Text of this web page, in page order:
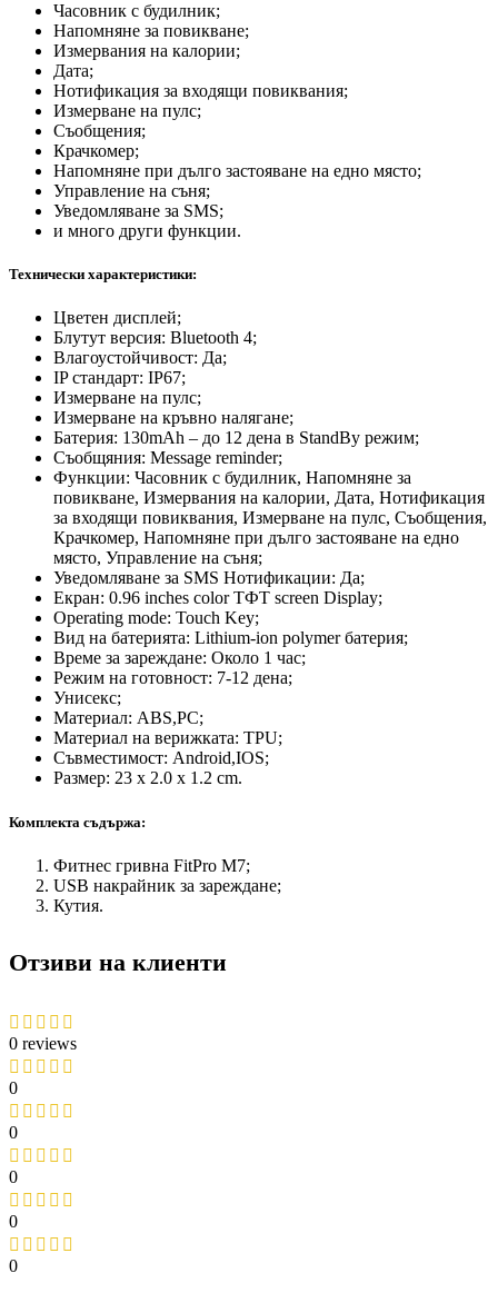
Часовник с будилник;
Напомняне за повикване;
Измервания на калории;
Дата;
Нотификация за входящи повиквания;
Измерване на пулс;
Съобщения;
Крачкомер;
Напомняне при дълго застояване на едно място;
Управление на съня;
Уведомляване за SMS;
и много други функции.
Технически характеристики:
Цветен дисплей;
Блутут версия: Bluetooth 4;
Влагоустойчивост: Да;
IP стандарт: IP67;
Измерване на пулс;
Измерване на кръвно налягане;
Батерия: 130mAh – до 12 дена в StandBy режим;
Съобщяния: Message reminder;
Функции: Часовник с будилник, Напомняне за
повикване, Измервания на калории, Дата, Нотификация
за входящи повиквания, Измерване на пулс, Съобщения,
Крачкомер, Напомняне при дълго застояване на едно
място, Управление на съня;
Уведомляване за SMS Нотификации: Да;
Екран: 0.96 inches color ТФТ screen Display;
Operating mode: Touch Key;
Вид на батерията: Lithium-ion polymer батерия;
Време за зареждане: Около 1 час;
Режим на готовност: 7-12 дена;
Унисекс;
Материал: ABS,PC;
Материал на верижката: TPU;
Съвместимост: Android,IOS;
Размер: 23 x 2.0 x 1.2 cm.
Комплекта съдържа:
Фитнес гривна FitPro M7;
USB накрайник за зареждане;
Кутия.
Отзиви на клиенти
0 reviews
0
0
0
0
0